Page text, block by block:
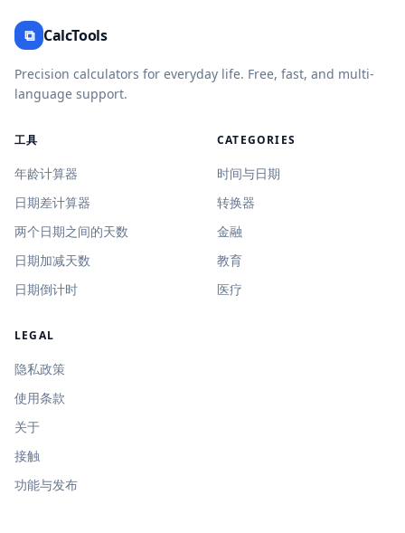
⧉ CalcTools
Precision calculators for everyday life. Free, fast, and multi-
language support.
工具
年龄计算器
日期差计算器
两个日期之间的天数
日期加减天数
日期倒计时
CATEGORIES
时间与日期
转换器
金融
教育
医疗
LEGAL
隐私政策
使用条款
关于
接触
功能与发布